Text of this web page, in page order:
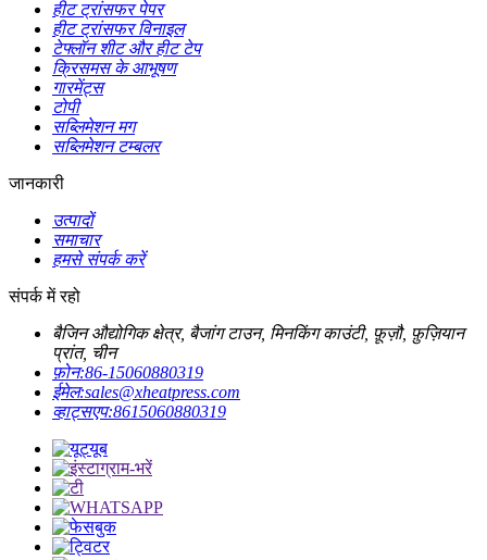
हीट ट्रांसफर पेपर
हीट ट्रांसफर विनाइल
टेफ्लॉन शीट और हीट टेप
क्रिसमस के आभूषण
गारमेंट्स
टोपी
सब्लिमेशन मग
सब्लिमेशन टम्बलर
जानकारी
उत्पादों
समाचार
हमसे संपर्क करें
संपर्क में रहो
बैजिन औद्योगिक क्षेत्र, बैजांग टाउन, मिनकिंग काउंटी, फ़ूज़ौ, फ़ुज़ियान
प्रांत, चीन
फ़ोन:86-15060880319
ईमेल:sales@xheatpress.com
व्हाट्सएप:8615060880319